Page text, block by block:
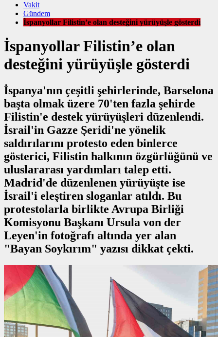
Vakit
Gündem
İspanyollar Filistin’e olan desteğini yürüyüşle gösterdi
İspanyollar Filistin’e olan
desteğini yürüyüşle gösterdi
İspanya'nın çeşitli şehirlerinde, Barselona
başta olmak üzere 70'ten fazla şehirde
Filistin'e destek yürüyüşleri düzenlendi.
İsrail'in Gazze Şeridi'ne yönelik
saldırılarını protesto eden binlerce
gösterici, Filistin halkının özgürlüğünü ve
uluslararası yardımları talep etti.
Madrid'de düzenlenen yürüyüşte ise
İsrail'i eleştiren sloganlar atıldı. Bu
protestolarla birlikte Avrupa Birliği
Komisyonu Başkanı Ursula von der
Leyen'in fotoğrafı altında yer alan
"Bayan Soykırım" yazısı dikkat çekti.